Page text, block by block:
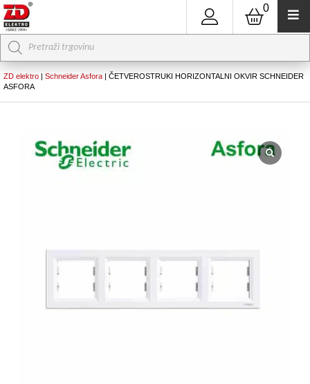
0
Products
search
ZD elektro | Schneider Asfora | ČETVEROSTRUKI HORIZONTALNI OKVIR SCHNEIDER
ASFORA